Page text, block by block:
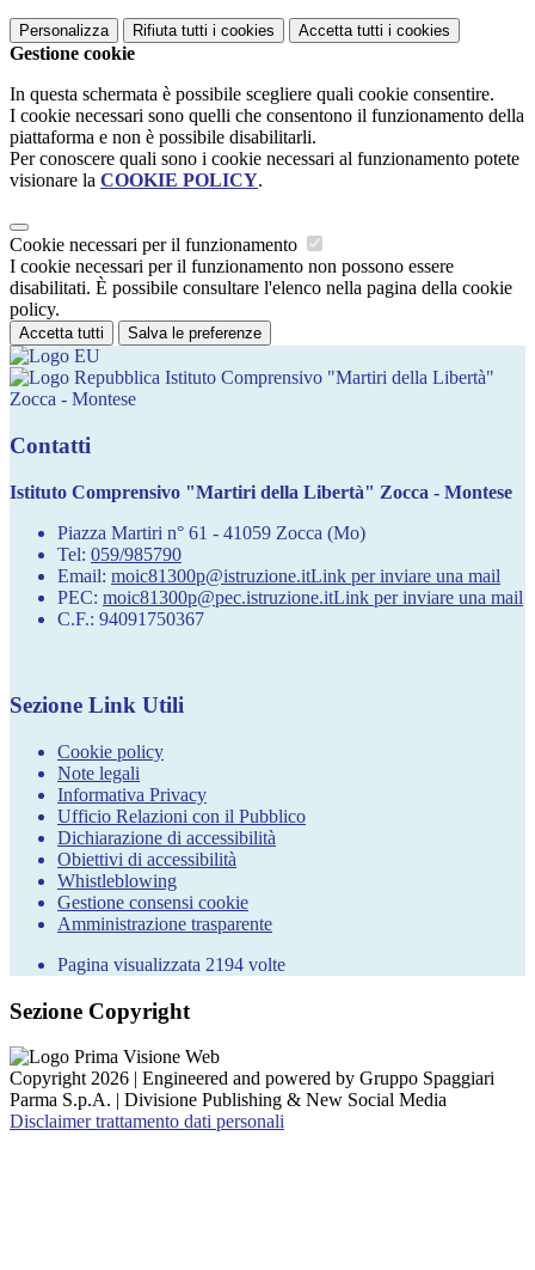
Personalizza Rifiuta tutti i cookies Accetta tutti i cookies
Gestione cookie
In questa schermata è possibile scegliere quali cookie consentire.
I cookie necessari sono quelli che consentono il funzionamento della
piattaforma e non è possibile disabilitarli.
Per conoscere quali sono i cookie necessari al funzionamento potete
visionare la COOKIE POLICY.
Cookie necessari per il funzionamento
I cookie necessari per il funzionamento non possono essere
disabilitati. È possibile consultare l'elenco nella pagina della cookie
policy.
Accetta tutti Salva le preferenze
Istituto Comprensivo "Martiri della Libertà"
Zocca - Montese
Contatti
Istituto Comprensivo "Martiri della Libertà" Zocca - Montese
Piazza Martiri n° 61 - 41059 Zocca (Mo)
Tel: 059/985790
Email: moic81300p@istruzione.itLink per inviare una mail
PEC: moic81300p@pec.istruzione.itLink per inviare una mail
C.F.: 94091750367
Sezione Link Utili
Cookie policy
Note legali
Informativa Privacy
Ufficio Relazioni con il Pubblico
Dichiarazione di accessibilità
Obiettivi di accessibilità
Whistleblowing
Gestione consensi cookie
Amministrazione trasparente
Pagina visualizzata 2194 volte
Sezione Copyright
Copyright 2026 | Engineered and powered by Gruppo Spaggiari
Parma S.p.A. | Divisione Publishing & New Social Media
Disclaimer trattamento dati personali